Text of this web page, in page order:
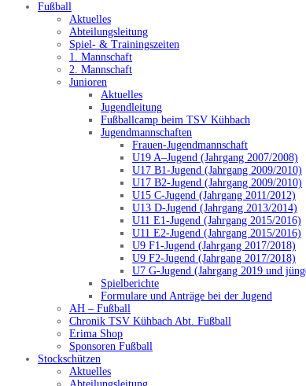
Fußball
Aktuelles
Abteilungsleitung
Spiel- & Trainingszeiten
1. Mannschaft
2. Mannschaft
Junioren
Aktuelles
Jugendleitung
Fußballcamp beim TSV Kühbach
Jugendmannschaften
Frauen-Jugendmannschaft
U19 A–Jugend (Jahrgang 2007/2008)
U17 B1-Jugend (Jahrgang 2009/2010)
U17 B2-Jugend (Jahrgang 2009/2010)
U15 C-Jugend (Jahrgang 2011/2012)
U13 D-Jugend (Jahrgang 2013/2014)
U11 E1-Jugend (Jahrgang 2015/2016)
U11 E2-Jugend (Jahrgang 2015/2016)
U9 F1-Jugend (Jahrgang 2017/2018)
U9 F2-Jugend (Jahrgang 2017/2018)
U7 G-Jugend (Jahrgang 2019 und
Spielberichte
Formulare und Anträge bei der Jugend
AH – Fußball
Chronik TSV Kühbach Abt. Fußball
Erima Shop
Sponsoren Fußball
Stockschützen
Aktuelles